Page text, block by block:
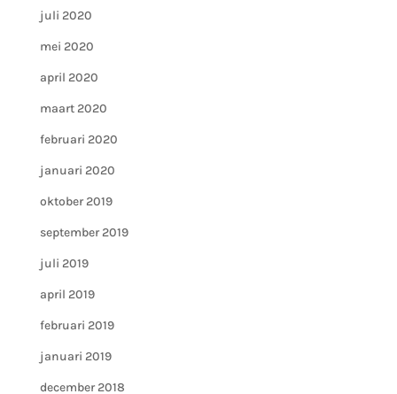
juli 2020
mei 2020
april 2020
maart 2020
februari 2020
januari 2020
oktober 2019
september 2019
juli 2019
april 2019
februari 2019
januari 2019
december 2018